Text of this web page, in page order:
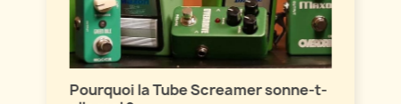
Pourquoi la Tube Screamer sonne-t-